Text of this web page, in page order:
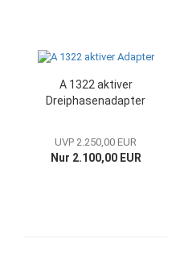
A 1322 aktiver
Dreiphasenadapter
UVP 2.250,00 EUR
Nur 2.100,00 EUR